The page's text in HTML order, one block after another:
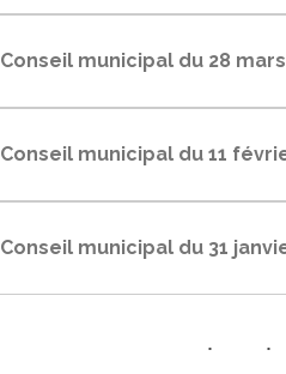
Conseil municipal du 28
Conseil municipal du 11
Conseil municipal du 31